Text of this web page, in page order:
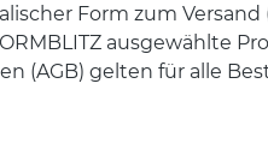
Form zum
ausgewählte
(AGB) gelten für alle